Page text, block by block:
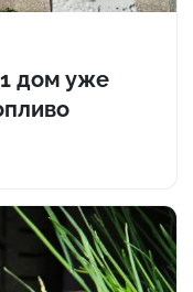
дом уже